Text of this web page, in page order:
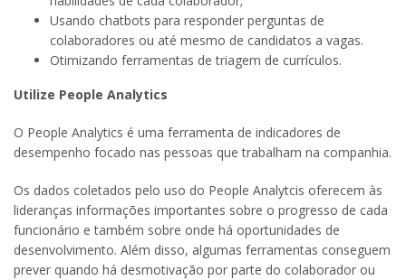
Usando chatbots para responder perguntas de
colaboradores ou até mesmo de candidatos a vagas.
Otimizando ferramentas de triagem de currículos.
Utilize People Analytics
O People Analytics é uma ferramenta de indicadores de
desempenho focado nas pessoas que trabalham na companhia.
Os dados coletados pelo uso do People Analytcis oferecem às
lideranças informações importantes sobre o progresso de cada
funcionário e também sobre onde há oportunidades de
desenvolvimento. Além disso, algumas ferramentas conseguem
prever quando há desmotivação por parte do colaborador ou